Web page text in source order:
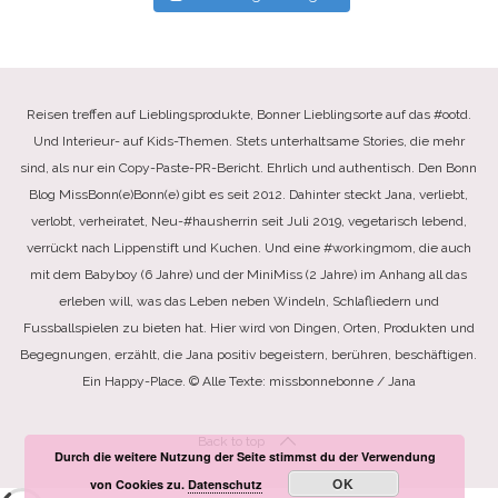
Reisen treffen auf Lieblingsprodukte, Bonner Lieblingsorte auf das #ootd.
Und Interieur- auf Kids-Themen. Stets unterhaltsame Stories, die mehr
sind, als nur ein Copy-Paste-PR-Bericht. Ehrlich und authentisch. Den Bonn
Blog MissBonn(e)Bonn(e) gibt es seit 2012. Dahinter steckt Jana, verliebt,
verlobt, verheiratet, Neu-#hausherrin seit Juli 2019, vegetarisch lebend,
verrückt nach Lippenstift und Kuchen. Und eine #workingmom, die auch
mit dem Babyboy (6 Jahre) und der MiniMiss (2 Jahre) im Anhang all das
erleben will, was das Leben neben Windeln, Schlafliedern und
Fussballspielen zu bieten hat. Hier wird von Dingen, Orten, Produkten und
Begegnungen, erzählt, die Jana positiv begeistern, berühren, beschäftigen.
Ein Happy-Place. © Alle Texte: missbonnebonne / Jana
Back to top
Durch die weitere Nutzung der Seite stimmst du der Verwendung
von Cookies zu.Datenschutz OK